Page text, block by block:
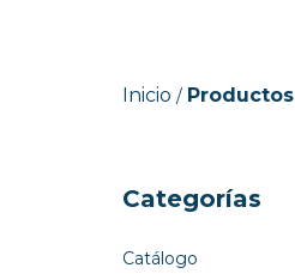
Inicio / Productos
Categorías
Catálogo